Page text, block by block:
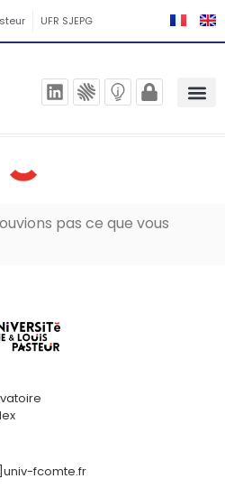
UFR SJEPG
pas ce que vous
fcomte.fr